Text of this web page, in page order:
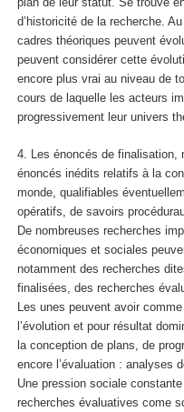
d’historicité de la recherche.
cadres théoriques peuvent
peuvent considérer cette
encore plus vrai au niveau de
cours de laquelle les acteurs
progressivement leur univers
4. Les énoncés de finalisation,
énoncés inédits relatifs à la
monde, qualifiables
opératifs, de savoirs
De nombreuses recherches
économiques et sociales
notamment des recherches
finalisées, des recherches
Les unes peuvent avoir
l’évolution et pour résultat
la conception de plans, de
encore l’évaluation : analyses
Une pression sociale
recherches évaluatives come